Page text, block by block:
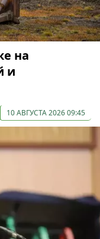
на
и
10 АВГУСТА 2026 09:45